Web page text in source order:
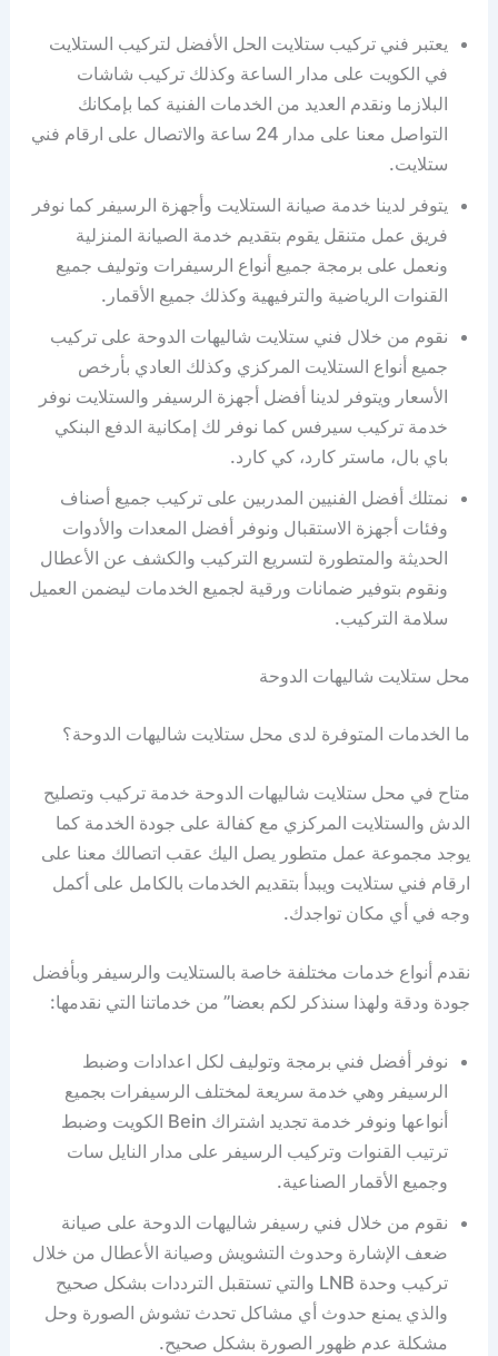
يعتبر فني تركيب ستلايت الحل الأفضل لتركيب الستلايت
في الكويت على مدار الساعة وكذلك تركيب شاشات
البلازما ونقدم العديد من الخدمات الفنية كما بإمكانك
التواصل معنا على مدار 24 ساعة والاتصال على ارقام فني
ستلايت.
يتوفر لدينا خدمة صيانة الستلايت وأجهزة الرسيفر كما نوفر
فريق عمل متنقل يقوم بتقديم خدمة الصيانة المنزلية
ونعمل على برمجة جميع أنواع الرسيفرات وتوليف جميع
القنوات الرياضية والترفيهية وكذلك جميع الأقمار.
نقوم من خلال فني ستلايت شاليهات الدوحة على تركيب
جميع أنواع الستلايت المركزي وكذلك العادي بأرخص
الأسعار ويتوفر لدينا أفضل أجهزة الرسيفر والستلايت نوفر
خدمة تركيب سيرفس كما نوفر لك إمكانية الدفع البنكي
باي بال، ماستر كارد، كي كارد.
نمتلك أفضل الفنيين المدربين على تركيب جميع أصناف
وفئات أجهزة الاستقبال ونوفر أفضل المعدات والأدوات
الحديثة والمتطورة لتسريع التركيب والكشف عن الأعطال
ونقوم بتوفير ضمانات ورقية لجميع الخدمات ليضمن العميل
سلامة التركيب.
محل ستلايت شاليهات الدوحة
ما الخدمات المتوفرة لدى محل ستلايت شاليهات الدوحة؟
متاح في محل ستلايت شاليهات الدوحة خدمة تركيب وتصليح
الدش والستلايت المركزي مع كفالة على جودة الخدمة كما
يوجد مجموعة عمل متطور يصل اليك عقب اتصالك معنا على
ارقام فني ستلايت ويبدأ بتقديم الخدمات بالكامل على أكمل
وجه في أي مكان تواجدك.
نقدم أنواع خدمات مختلفة خاصة بالستلايت والرسيفر وبأفضل
جودة ودقة ولهذا سنذكر لكم بعضا” من خدماتنا التي نقدمها:
نوفر أفضل فني برمجة وتوليف لكل اعدادات وضبط
الرسيفر وهي خدمة سريعة لمختلف الرسيفرات بجميع
أنواعها ونوفر خدمة تجديد اشتراك Bein الكويت وضبط
ترتيب القنوات وتركيب الرسيفر على مدار النايل سات
وجميع الأقمار الصناعية.
نقوم من خلال فني رسيفر شاليهات الدوحة على صيانة
ضعف الإشارة وحدوث التشويش وصيانة الأعطال من خلال
تركيب وحدة LNB والتي تستقبل الترددات بشكل صحيح
والذي يمنع حدوث أي مشاكل تحدث تشوش الصورة وحل
مشكلة عدم ظهور الصورة بشكل صحيح.